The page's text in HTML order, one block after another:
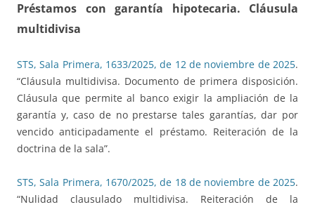
Préstamos con garantía hipotecaria. Cláusula
multidivisa
STS, Sala Primera, 1633/2025, de 12 de noviembre de 2025.
“Cláusula multidivisa. Documento de primera disposición.
Cláusula que permite al banco exigir la ampliación de la
garantía y, caso de no prestarse tales garantías, dar por
vencido anticipadamente el préstamo. Reiteración de la
doctrina de la sala”.
STS, Sala Primera, 1670/2025, de 18 de noviembre de 2025.
“Nulidad clausulado multidivisa. Reiteración de la